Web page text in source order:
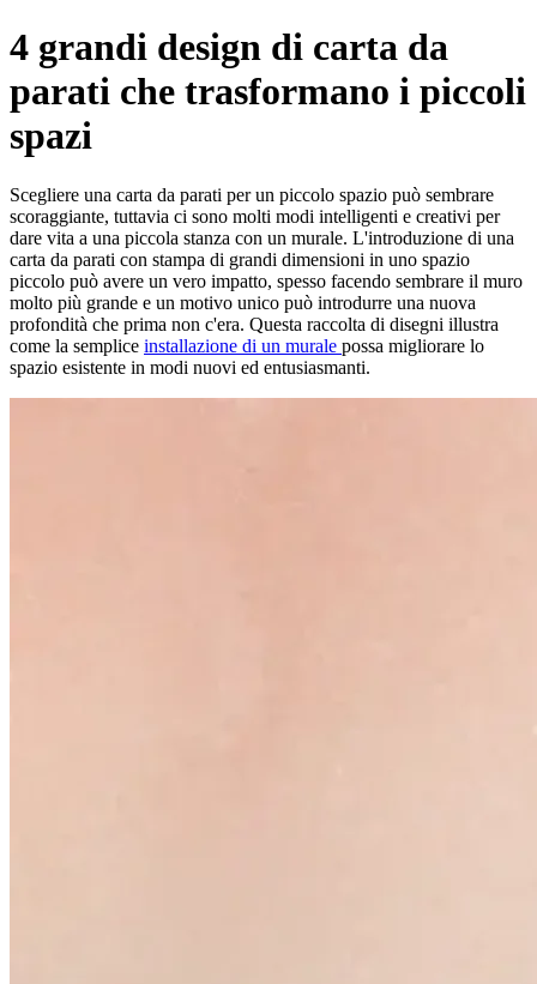
4 grandi design di carta da
parati che trasformano i piccoli
spazi
Scegliere una carta da parati per un piccolo spazio può sembrare
scoraggiante, tuttavia ci sono molti modi intelligenti e creativi per
dare vita a una piccola stanza con un murale. L'introduzione di una
carta da parati con stampa di grandi dimensioni in uno spazio
piccolo può avere un vero impatto, spesso facendo sembrare il muro
molto più grande e un motivo unico può introdurre una nuova
profondità che prima non c'era. Questa raccolta di disegni illustra
come la semplice installazione di un murale possa migliorare lo
spazio esistente in modi nuovi ed entusiasmanti.